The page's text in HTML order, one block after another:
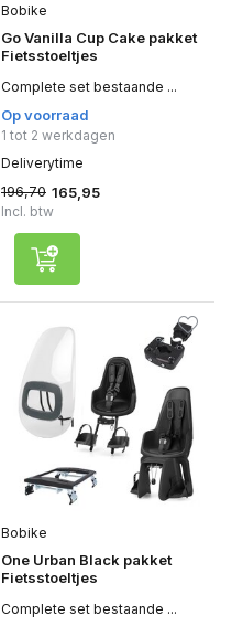
Bobike
Go Vanilla Cup Cake pakket
Fietsstoeltjes
Complete set bestaande ...
Op voorraad
1 tot 2 werkdagen
Deliverytime
196,70 165,95
Incl. btw
Bobike
One Urban Black pakket
Fietsstoeltjes
Complete set bestaande ...